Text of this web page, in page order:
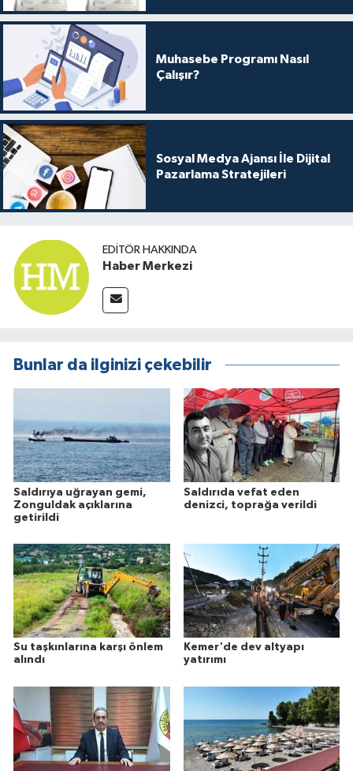
Muhasebe Programı Nasıl
Çalışır?
Sosyal Medya Ajansı İle Dijital
Pazarlama Stratejileri
EDITÖR HAKKINDA
Haber Merkezi
Bunlar da ilginizi çekebilir
Saldırıya uğrayan gemi,
Zonguldak açıklarına
getirildi
Saldırıda vefat eden
denizci, toprağa verildi
Su taşkınlarına karşı önlem
alındı
Kemer'de dev altyapı
yatırımı